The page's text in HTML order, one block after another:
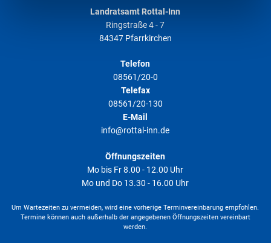
Datenschutzerklärung.
Landratsamt Rottal-Inn
Ringstraße 4 - 7
84347 Pfarrkirchen
Telefon
08561/20-0
Telefax
08561/20-130
E-Mail
info@rottal-inn.de
Öffnungszeiten
Mo bis Fr 8.00 - 12.00 Uhr
Mo und Do 13.30 - 16.00 Uhr
Um Wartezeiten zu vermeiden, wird eine vorherige Terminvereinbarung empfohlen.
Termine können auch außerhalb der angegebenen Öffnungszeiten vereinbart
werden.